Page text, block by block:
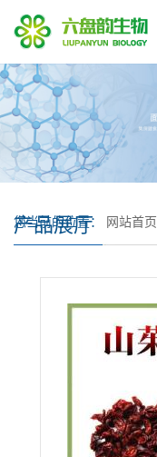
产品展厅
您当前的位置： 网站首页